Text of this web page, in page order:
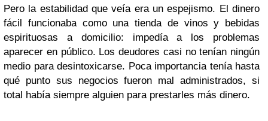
Pero la estabilidad que veía era un espejismo. El dinero
fácil funcionaba como una tienda de vinos y bebidas
espirituosas a domicilio: impedía a los problemas
aparecer en público. Los deudores casi no tenían ningún
medio para desintoxicarse. Poca importancia tenía hasta
qué punto sus negocios fueron mal administrados, si
total había siempre alguien para prestarles más dinero.